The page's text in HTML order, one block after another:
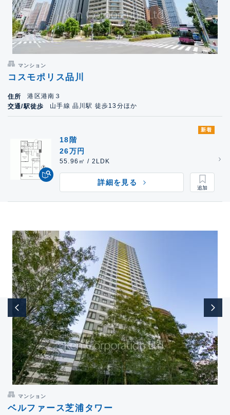
マンション
コスモポリス品川
住所
港区港南３
交通/駅徒歩
山手線 品川駅 徒歩13分ほか
新着
18階
26万円
55.96㎡ / 2LDK
詳細を見る
マンション
ベルファース芝浦タワー